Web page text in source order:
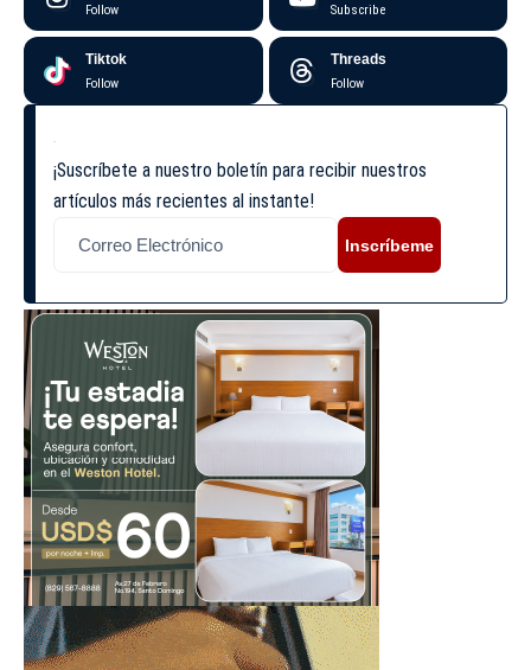
Follow Subscribe
Tiktok
Follow
Threads
Follow
¡Suscríbete a nuestro boletín para recibir nuestros
artículos más recientes al instante!
Inscríbeme